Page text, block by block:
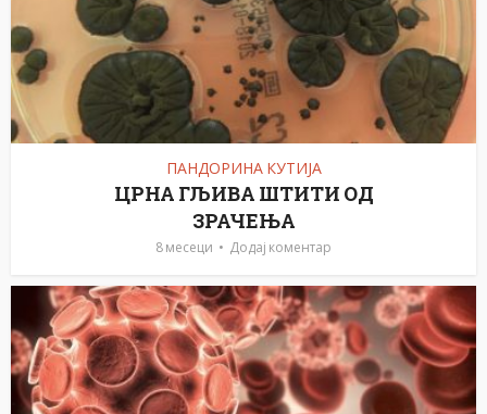
ПАНДОРИНА КУТИЈА
ЦРНА ГЉИВА ШTИТИ ОД
ЗРАЧЕЊА
8 месеци Додај коментар